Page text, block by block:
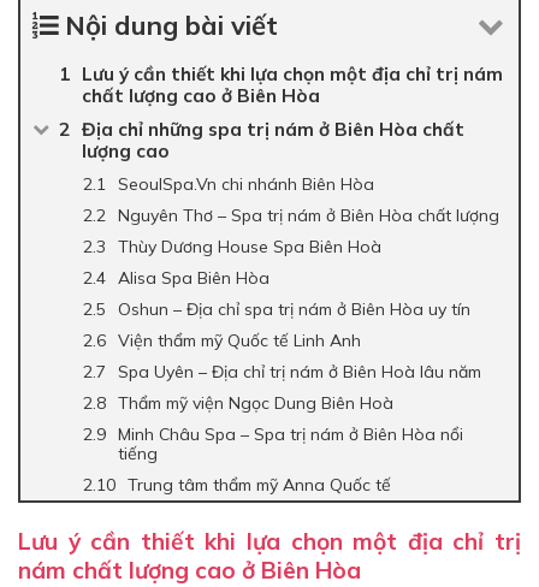
Nội dung bài viết
Lưu ý cần thiết khi lựa chọn một địa chỉ trị nám
chất lượng cao ở Biên Hòa
Địa chỉ những spa trị nám ở Biên Hòa chất
lượng cao
SeoulSpa.Vn chi nhánh Biên Hòa
Nguyên Thơ – Spa trị nám ở Biên Hòa chất lượng
Thùy Dương House Spa Biên Hoà
Alisa Spa Biên Hòa
Oshun – Địa chỉ spa trị nám ở Biên Hòa uy tín
Viện thẩm mỹ Quốc tế Linh Anh
Spa Uyên – Địa chỉ trị nám ở Biên Hoà lâu năm
Thẩm mỹ viện Ngọc Dung Biên Hoà
Minh Châu Spa – Spa trị nám ở Biên Hòa nổi
tiếng
Trung tâm thẩm mỹ Anna Quốc tế
Lưu ý cần thiết khi lựa chọn một địa chỉ trị
nám chất lượng cao ở Biên Hòa